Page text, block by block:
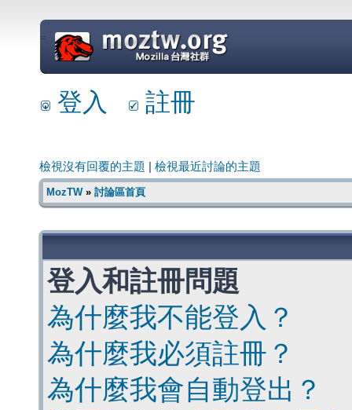
=
登入 註冊
檢視沒有回覆的主題 檢視最近討論的主題
MozTW» 討論區首頁
登入和註冊問題
為什麼我不能登入？
為什麼我必須註冊？
為什麼我會自動登出？